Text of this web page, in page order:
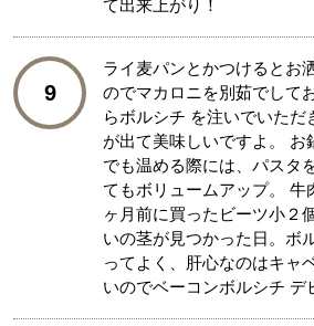
て出来上がり！
9
ライ麦パンとかつけるとお
のでマカロニを別茹でして
らボルシチ を注いでいただ
が出て美味しいですよ。 お
でも温める際には、パスタ
てもボリュームアップ。 牛
ヶ月前に買ったビーツ小２
いの茎が見つかった日。ボ
ってよく、肝心なのはキャ
いのでベーコンボルシチ デ